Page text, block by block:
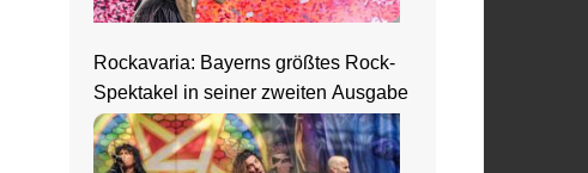
Rockavaria: Bayerns größtes Rock-
Spektakel in seiner zweiten Ausgabe